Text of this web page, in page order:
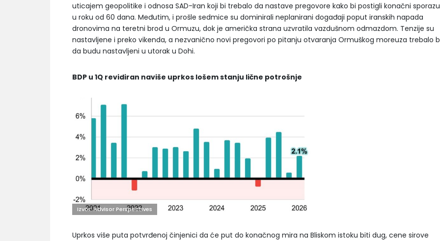
uticajem geopolitike i odnosa SAD-Iran koji bi trebalo da nastave pregovore kako bi postigli konačni
u roku od 60 dana. Međutim, i prošle sedmice su dominirali neplanirani događaji poput iranskih napada
dronovima na teretni brod u Ormuzu, dok je američka strana uzvratila vazdušnom odmazdom. Tenzije su
nastavljene i preko vikenda, a nezvanično novi pregovori po pitanju otvaranja Ormuškog moreuza trebalo
da budu nastavljeni u utorak u Dohi.
BDP u 1Q revidiran naviše uprkos lošem stanju lične potrošnje
Izvor: Advisor Perspectives
Uprkos više puta potvrđenoj činjenici da će put do konačnog mira na Bliskom istoku biti dug, cene sirove